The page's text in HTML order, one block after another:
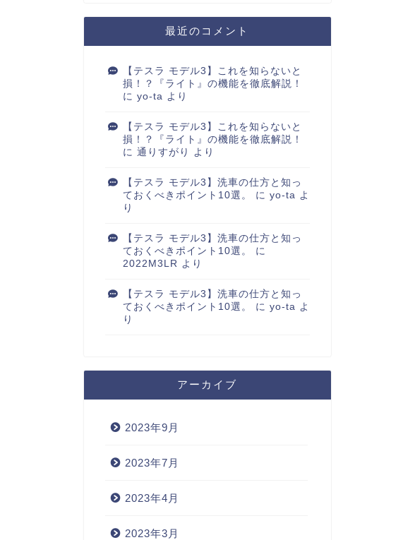
最近のコメント
【テスラ モデル3】これを知らないと
損！？『ライト』の機能を徹底解説！
に yo-ta より
【テスラ モデル3】これを知らないと
損！？『ライト』の機能を徹底解説！
に 通りすがり より
【テスラ モデル3】洗車の仕方と知っ
ておくべきポイント10選。
に yo-ta よ
り
【テスラ モデル3】洗車の仕方と知っ
ておくべきポイント10選。
に
2022M3LR より
【テスラ モデル3】洗車の仕方と知っ
ておくべきポイント10選。
に yo-ta よ
り
アーカイブ
2023年9月
2023年7月
2023年4月
2023年3月